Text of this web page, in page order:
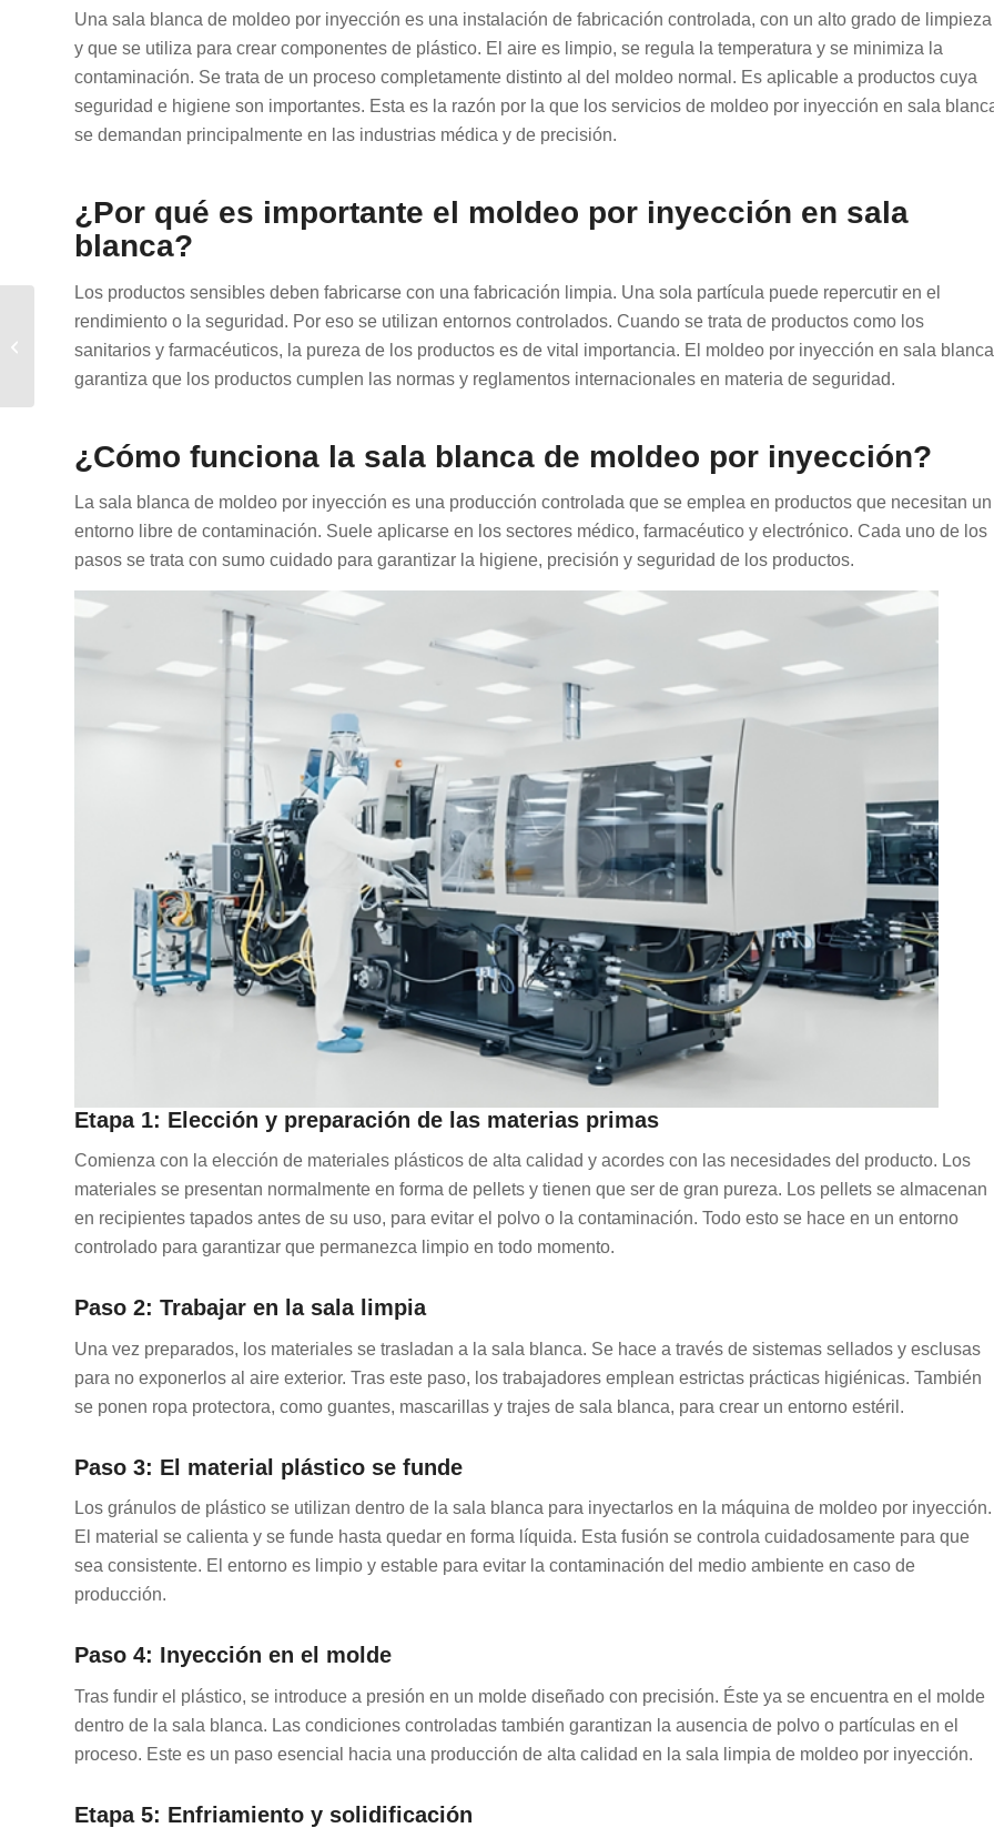
Una sala blanca de moldeo por inyección es una instalación de fabricación controlada, con un alto grado de limpieza
y que se utiliza para crear componentes de plástico. El aire es limpio, se regula la temperatura y se minimiza la
contaminación. Se trata de un proceso completamente distinto al del moldeo normal. Es aplicable a productos cuya
seguridad e higiene son importantes. Esta es la razón por la que los servicios de moldeo por inyección en sala
se demandan principalmente en las industrias médica y de precisión.
¿Por qué es importante el moldeo por inyección en sala
blanca?
Los productos sensibles deben fabricarse con una fabricación limpia. Una sola partícula puede repercutir en el
rendimiento o la seguridad. Por eso se utilizan entornos controlados. Cuando se trata de productos como los
sanitarios y farmacéuticos, la pureza de los productos es de vital importancia. El moldeo por inyección en sala blanca
garantiza que los productos cumplen las normas y reglamentos internacionales en materia de seguridad.
¿Cómo funciona la sala blanca de moldeo por inyección?
La sala blanca de moldeo por inyección es una producción controlada que se emplea en productos que necesitan un
entorno libre de contaminación. Suele aplicarse en los sectores médico, farmacéutico y electrónico. Cada uno de los
pasos se trata con sumo cuidado para garantizar la higiene, precisión y seguridad de los productos.
Etapa 1: Elección y preparación de las materias primas
Comienza con la elección de materiales plásticos de alta calidad y acordes con las necesidades del producto. Los
materiales se presentan normalmente en forma de pellets y tienen que ser de gran pureza. Los pellets se almacenan
en recipientes tapados antes de su uso, para evitar el polvo o la contaminación. Todo esto se hace en un entorno
controlado para garantizar que permanezca limpio en todo momento.
Paso 2: Trabajar en la sala limpia
Una vez preparados, los materiales se trasladan a la sala blanca. Se hace a través de sistemas sellados y esclusas
para no exponerlos al aire exterior. Tras este paso, los trabajadores emplean estrictas prácticas higiénicas. También
se ponen ropa protectora, como guantes, mascarillas y trajes de sala blanca, para crear un entorno estéril.
Paso 3: El material plástico se funde
Los gránulos de plástico se utilizan dentro de la sala blanca para inyectarlos en la máquina de moldeo por inyección.
El material se calienta y se funde hasta quedar en forma líquida. Esta fusión se controla cuidadosamente para que
sea consistente. El entorno es limpio y estable para evitar la contaminación del medio ambiente en caso de
producción.
Paso 4: Inyección en el molde
Tras fundir el plástico, se introduce a presión en un molde diseñado con precisión. Éste ya se encuentra en el molde
dentro de la sala blanca. Las condiciones controladas también garantizan la ausencia de polvo o partículas en el
proceso. Este es un paso esencial hacia una producción de alta calidad en la sala limpia de moldeo por inyección.
Etapa 5: Enfriamiento y solidificación
Moldeo por Inyección
Una guía completa para
una producción